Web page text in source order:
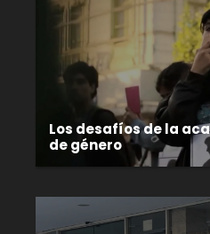
Los desafíos de la
de género